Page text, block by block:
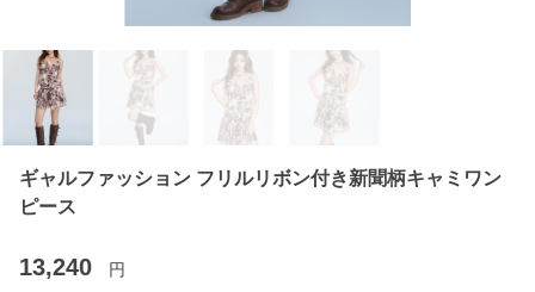
ギャルファッション フリルリボン付き新聞柄キャミワン
ピース
13,240 円